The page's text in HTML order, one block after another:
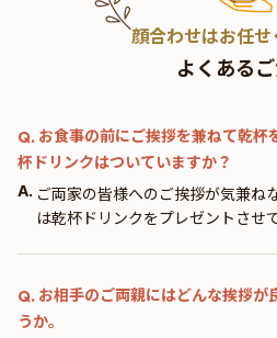
顔合わせはお任せ
よくある
Q. お食事の前にご挨拶を兼ねて乾杯
杯ドリンクはついていますか？
A. ご両家の皆様へのご挨拶が気兼ね
は乾杯ドリンクをプレゼントさせ
Q. お相手のご両親にはどんな挨拶が
うか。